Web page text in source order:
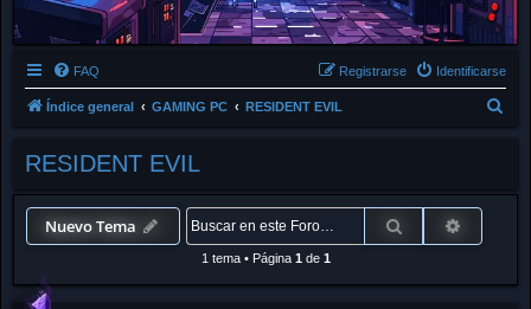
FAQ Identificarse
Registrarse
Índice general GAMING PC RESIDENT EVIL
RESIDENT EVIL
Nuevo Tema Buscar
1 tema• Página 1 de 1